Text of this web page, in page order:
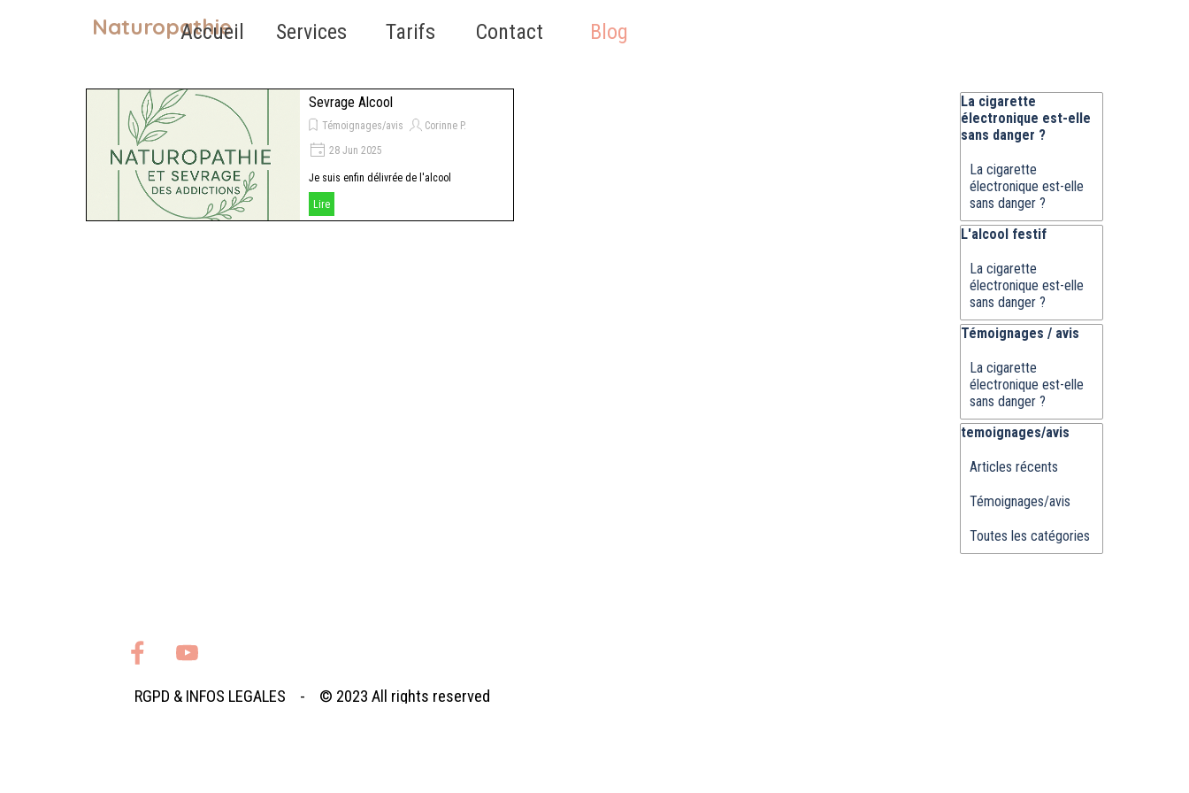
Naturopathie Sauter le menu
Accueil Services ▼
Tarifs ▼
Contact ▼
Blog
Sevrage Alcool
Témoignages/avis
Corinne P.
28 Jun 2025
Je suis enfin délivrée de l'alcool
Lire
Sauter le bloc La cigarette
La cigarette
électronique est-elle
sans danger ?
La cigarette
électronique est-elle
sans danger ?
Sauter le bloc L'alcool festif
L'alcool festif
La cigarette
électronique est-elle
sans danger ?
Sauter le bloc Témoignages / avis
Témoignages / avis
La cigarette
électronique est-elle
sans danger ?
Sauter le bloc temoignages/avis
temoignages/avis
Articles récents
Témoignages/avis
Toutes les catégories
RGPD & INFOS LEGALES - © 2023 All rights reserved